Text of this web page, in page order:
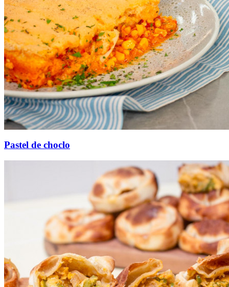
Pastel de choclo